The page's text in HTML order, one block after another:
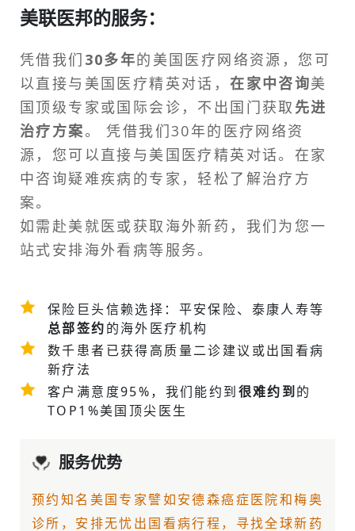
美联医邦的服务：
凭借我们 30多年的美国医疗网络资源，您可
以直接与美国医疗精英对话，在家中咨询美
国顶级专家或国际会诊 ，不出国门获取 先进
治疗方案。 凭借我们30年的医疗网络资
源，您可以直接与美国医疗精英对话。在家
中咨询疑难疾病的专家，轻松了解治疗方
案。
如需 赴美就医或获取海外新药，我们为您一
站式安排海外看病等服务。
保险巨头信赖选择：平安保险、泰康人寿等
总部签约的海外医疗机构
数千患者已获得高质量二诊建议或出国看病
新疗法
客户满意度95%，我们能约到很难约到 的
TOP1%美国顶尖医生
服务优势
预约知名美国专家譬如安德森癌症医院和梅奥
诊所，安排无忧出国看病行程，寻找全球新药